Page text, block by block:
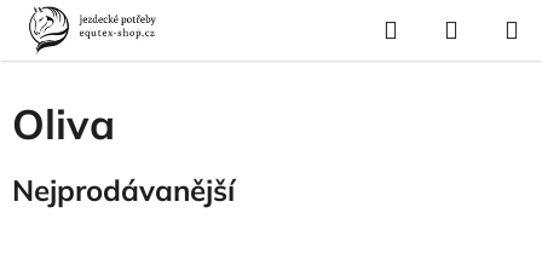
Přejít
obsah
Hledat
KOŠÍK
Domů
Pro koně
Oliva
Nejprodávanější